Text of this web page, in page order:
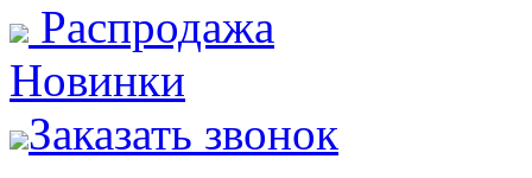
Распродажа
Новинки
Заказать звонок